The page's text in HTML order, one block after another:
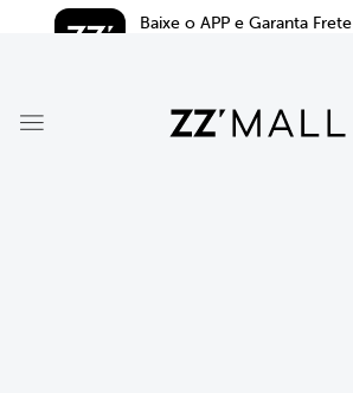
Baixe o APP e Garanta Frete